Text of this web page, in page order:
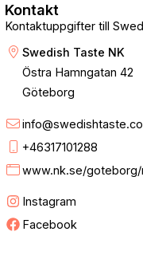
Kontaktuppgifter till
Kontakt
Swedish Taste NK
Östra Hamngatan 42
Göteborg
+46317101288
www.nk.se/
Instagram
Facebook